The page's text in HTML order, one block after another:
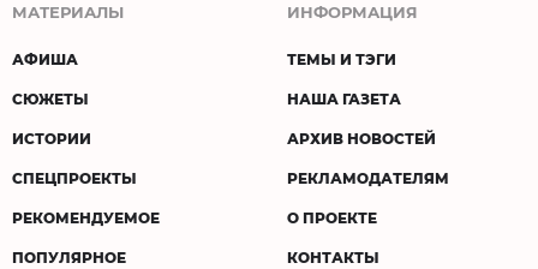
МАТЕРИАЛЫ
АФИША
СЮЖЕТЫ
ИСТОРИИ
СПЕЦПРОЕКТЫ
РЕКОМЕНДУЕМОЕ
ПОПУЛЯРНОЕ
ИНФОРМАЦИЯ
ТЕМЫ И ТЭГИ
НАША ГАЗЕТА
АРХИВ НОВОСТЕЙ
РЕКЛАМОДАТЕЛЯМ
О ПРОЕКТЕ
КОНТАКТЫ